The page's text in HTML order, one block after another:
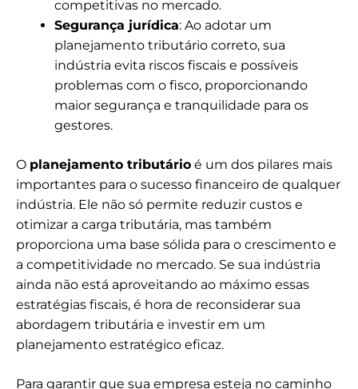
competitivas no mercado.
Segurança jurídica: Ao adotar um
planejamento tributário correto, sua
indústria evita riscos fiscais e possíveis
problemas com o fisco, proporcionando
maior segurança e tranquilidade para os
gestores.
O planejamento tributário é um dos pilares mais
importantes para o sucesso financeiro de qualquer
indústria. Ele não só permite reduzir custos e
otimizar a carga tributária, mas também
proporciona uma base sólida para o crescimento e
a competitividade no mercado. Se sua indústria
ainda não está aproveitando ao máximo essas
estratégias fiscais, é hora de reconsiderar sua
abordagem tributária e investir em um
planejamento estratégico eficaz.
Para garantir que sua empresa esteja no caminho